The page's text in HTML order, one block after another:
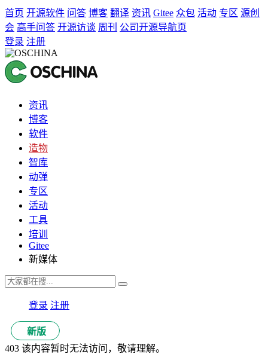
首页 开源软件 问答 博客 翻译 资讯 Gitee 众包 活动 专区 源创
会 高手问答 开源访谈 周刊 公司开源导航页
登录 注册
资讯
博客
软件
造物
智库
动弹
专区
活动
工具
培训
Gitee
新媒体
登录 注册
新版
403 该内容暂时无法访问，敬请理解。